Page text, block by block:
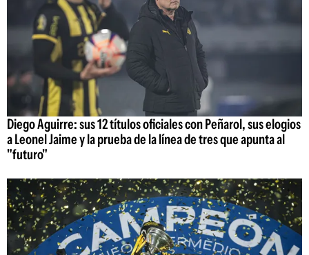
Diego Aguirre: sus 12 títulos oficiales con Peñarol, sus elogios
a Leonel Jaime y la prueba de la línea de tres que apunta al
"futuro"